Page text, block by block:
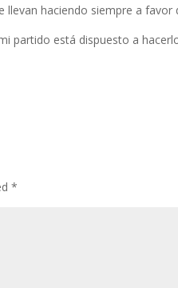
haciendo siempre a favor
partido está dispuesto a
*